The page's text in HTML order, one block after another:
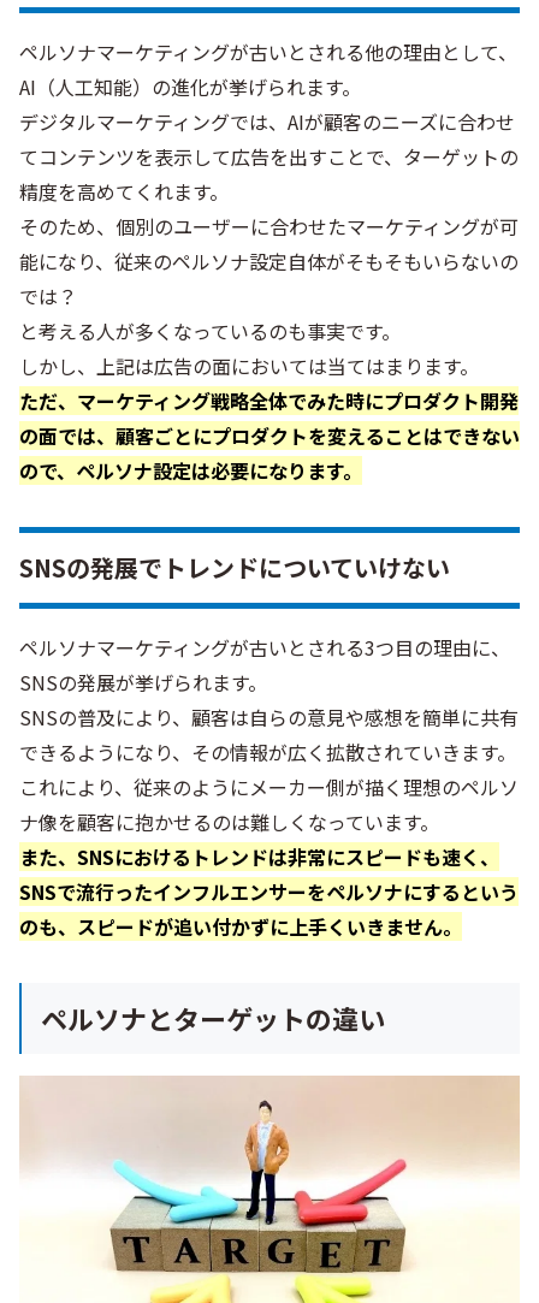
ペルソナマーケティングが古いとされる他の理由として、
AI（人工知能）の進化が挙げられます。
デジタルマーケティングでは、AIが顧客のニーズに合わせ
てコンテンツを表示して広告を出すことで、ターゲットの
精度を高めてくれます。
そのため、個別のユーザーに合わせたマーケティングが可
能になり、従来のペルソナ設定自体がそもそもいらないの
では？
と考える人が多くなっているのも事実です。
しかし、上記は広告の面においては当てはまります。
ただ、マーケティング戦略全体でみた時にプロダクト開発
の面では、顧客ごとにプロダクトを変えることはできない
ので、ペルソナ設定は必要になります。
SNSの発展でトレンドについていけない
ペルソナマーケティングが古いとされる3つ目の理由に、
SNSの発展が挙げられます。
SNSの普及により、顧客は自らの意見や感想を簡単に共有
できるようになり、その情報が広く拡散されていきます。
これにより、従来のようにメーカー側が描く理想のペルソ
ナ像を顧客に抱かせるのは難しくなっています。
また、SNSにおけるトレンドは非常にスピードも速く、
SNSで流行ったインフルエンサーをペルソナにするという
のも、スピードが追い付かずに上手くいきません。
ペルソナとターゲットの違い